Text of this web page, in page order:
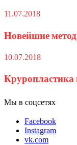
11.07.2018
Новейшие
10.07.2018
Мы в соцсетях
Facebook
Instagram
vk.com